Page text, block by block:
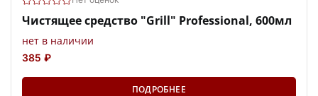
Чистящее средство "Grill" Professional, 600мл
нет в наличии
385 ₽
ПОДРОБНЕЕ